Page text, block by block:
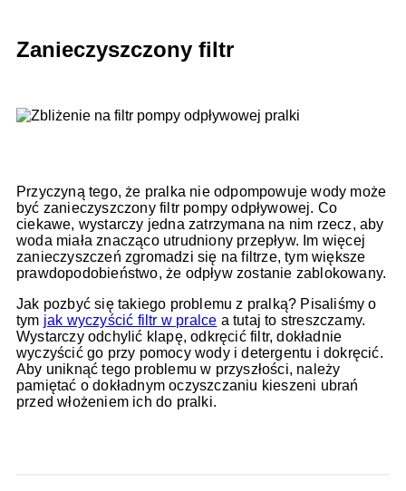
Zanieczyszczony filtr
Przyczyną tego, że pralka nie odpompowuje wody może
być zanieczyszczony filtr pompy odpływowej. Co
ciekawe, wystarczy jedna zatrzymana na nim rzecz, aby
woda miała znacząco utrudniony przepływ. Im więcej
zanieczyszczeń zgromadzi się na filtrze, tym większe
prawdopodobieństwo, że odpływ zostanie zablokowany.
Jak pozbyć się takiego problemu z pralką? Pisaliśmy o
tym jak wyczyścić filtr w pralce a tutaj to streszczamy.
Wystarczy odchylić klapę, odkręcić filtr, dokładnie
wyczyścić go przy pomocy wody i detergentu i dokręcić.
Aby uniknąć tego problemu w przyszłości, należy
pamiętać o dokładnym oczyszczaniu kieszeni ubrań
przed włożeniem ich do pralki.